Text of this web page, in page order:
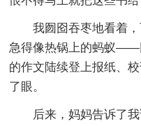
我囫囵吞枣地看着
急得像热锅上的蚂蚁——
的作文陆续登上报纸、
了眼。
后来，妈妈告诉了